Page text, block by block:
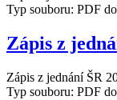
Typ souboru: PDF
Zápis z
Zápis z jednání ŠR
Typ souboru: PDF